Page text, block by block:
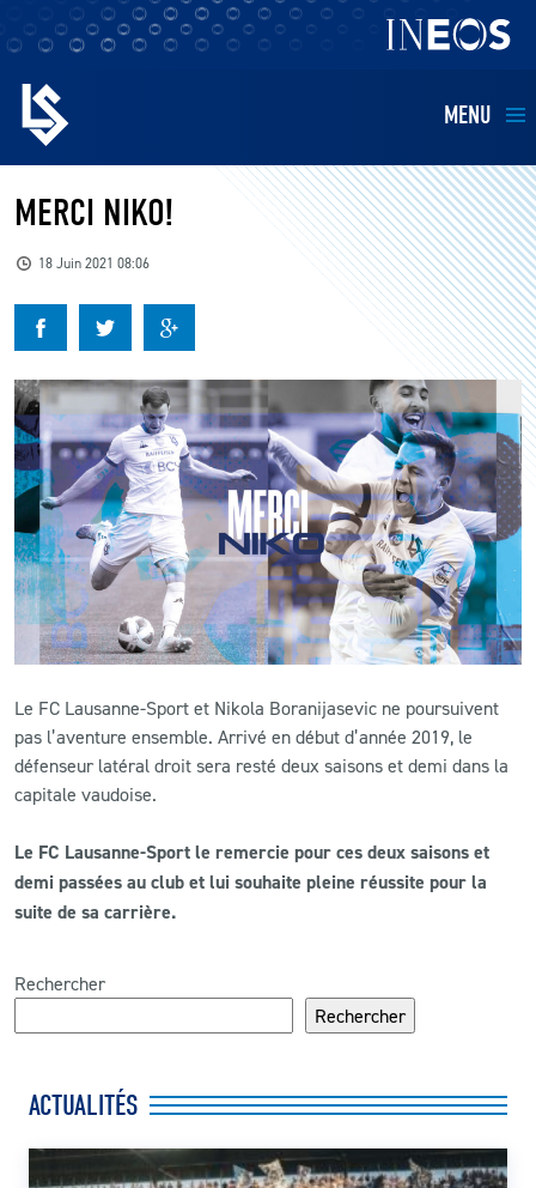
MENU
EQUIPES
BILLETTERIE
FANS
KIDS
BUSINESS
RESTAURATION
CLUB
CONTACT
ACTUALITÉS
LS E-SHOP
MATCH DES CELEBRITES
MERCI NIKO!
18 Juin 2021 08:06
Le FC Lausanne-Sport et Nikola Boranijasevic ne poursuivent
pas l’aventure ensemble. Arrivé en début d’année 2019, le
défenseur latéral droit sera resté deux saisons et demi dans la
capitale vaudoise.
Le FC Lausanne-Sport le remercie pour ces deux saisons et
demi passées au club et lui souhaite pleine réussite pour la
suite de sa carrière.
Rechercher
Rechercher
ACTUALITÉS